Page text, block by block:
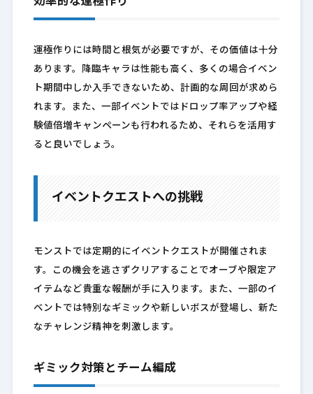
運極作りには時間と根気が必要ですが、その価値は十分
あります。降臨キャラは性能も高く、多くの場合イベン
ト期間中しか入手できないため、計画的な周回が求めら
れます。また、一部イベントではドロップ率アップや経
験値倍増キャンペーンも行われるため、それらを活用す
ると良いでしょう。
イベントクエストへの挑戦
モンストでは定期的にイベントクエストが開催されま
す。この機会を逃さずクリアすることでオーブや限定ア
イテムなど貴重な報酬が手に入ります。また、一部のイ
ベントでは特別なギミックや新しいボスが登場し、新た
なチャレンジ精神を刺激します。
ギミック対策とチーム編成